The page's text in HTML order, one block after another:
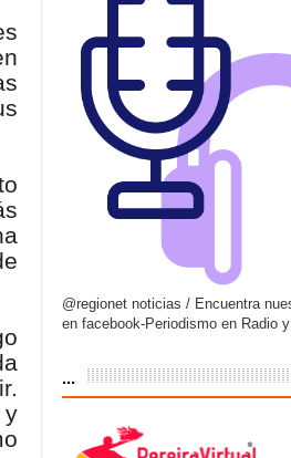
y
@regionet noticias / Encuentra
en facebook-Periodismo en Radio
...